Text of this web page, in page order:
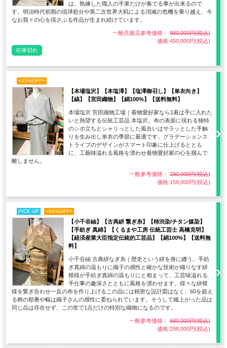
は、熟練した職人の手業だけが奏でる事が出来るので
す。明治時代初期の琉球処分や第二次世界大戦による消滅の危機を乗り越え、今
なお我々の心を揺さぶる作品が生まれ続けています。
一般呉服店参考価格： 980,000円(税込)
価格:450,000円(税込)
在庫切れ
<45%OFF>
【本場塩沢】【本塩澤】【塩澤御召し】【単衣向き】
【縞】【宮田織物】【絹100%】【送料無料】
本場塩沢 宮田織物工場｜着物愛好家なら1着は手に入れた
いと熱望する伝統工芸品 本塩沢。布の表面に現れる独特
のシボ立ちとシャリっとした風合いはサラッとした手触
りを生み出し単衣の季節に最適です。グラデーションス
トライプのデザインがスマート印象に仕上げるととも
に、工藝味溢れる風格を漂わせ着物愛好家の心を掴んで
離しません。
一般参考価格： 290,000円(税込)
価格:158,000円(税込)
PICK UP <56%OFF>
【小千谷紬】【古典絣 繋ぎ糸】【柿渋染/チタン媒染】
【手紡ぎ 真綿】【くるまや工房 伝統工芸士 高橋克明】
【経済産業大臣指定伝統的工芸品】【絹100%】【送料無
料】
小千谷紬 古典絣なぎ糸｜歴史という絣を身に纏う。手紡
ぎ真綿の温もりに織子の感性と確かな技術が織りなす絣
模様が手紡ぎ真綿の温もりにと相まって、工芸味溢れる
手仕事の趣深さとともに風格を漂わせます。様々な絣模
様を繋ぎ合わせ一反の布を作り上げるこの品には精密な設計図はなく、60を超え
る柄の順番や幅は織子さんの感性に委ねられています。そうして織上がった品は
同じ品は存在せず、この世で1点だけの特別な織物になるのです。
一般参考価格： 680,000円(税込)
価格:298,000円(税込)